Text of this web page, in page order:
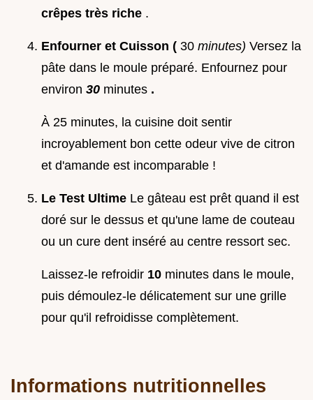
crêpes très riche .
Enfourner et Cuisson ( 30 minutes) Versez la
pâte dans le moule préparé. Enfournez pour
environ 30 minutes .
À 25 minutes, la cuisine doit sentir
incroyablement bon cette odeur vive de citron
et d'amande est incomparable !
Le Test Ultime Le gâteau est prêt quand il est
doré sur le dessus et qu'une lame de couteau
ou un cure dent inséré au centre ressort sec.
Laissez-le refroidir 10 minutes dans le moule,
puis démoulez-le délicatement sur une grille
pour qu'il refroidisse complètement.
Informations nutritionnelles